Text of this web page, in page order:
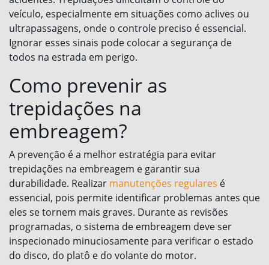
veículo, especialmente em situações como aclives ou
ultrapassagens, onde o controle preciso é essencial.
Ignorar esses sinais pode colocar a segurança de
todos na estrada em perigo.
Como prevenir as
trepidações na
embreagem?
A prevenção é a melhor estratégia para evitar
trepidações na embreagem e garantir sua
durabilidade. Realizar manutenções regulares é
essencial, pois permite identificar problemas antes que
eles se tornem mais graves. Durante as revisões
programadas, o sistema de embreagem deve ser
inspecionado minuciosamente para verificar o estado
do disco, do platô e do volante do motor.